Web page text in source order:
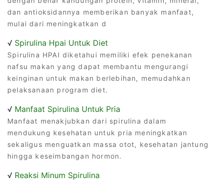
dan antioksidannya memberikan banyak manfaat,
mulai dari meningkatkan d
√ Spirulina Hpai Untuk Diet
Spirulina HPAI diketahui memiliki efek penekanan
nafsu makan yang dapat membantu mengurangi
keinginan untuk makan berlebihan, memudahkan
pelaksanaan program diet.
√ Manfaat Spirulina Untuk Pria
Manfaat menakjubkan dari spirulina dalam
mendukung kesehatan untuk pria meningkatkan
sekaligus menguatkan massa otot, kesehatan jantung
hingga keseimbangan hormon.
√ Reaksi Minum Spirulina